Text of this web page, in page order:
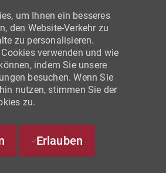
um Ihnen ein besseres
den Website-Verkehr zu
zu personalisieren.
verwenden und wie
indem Sie unsere
besuchen. Wenn Sie
nutzen, stimmen Sie der
zu.
Erlauben